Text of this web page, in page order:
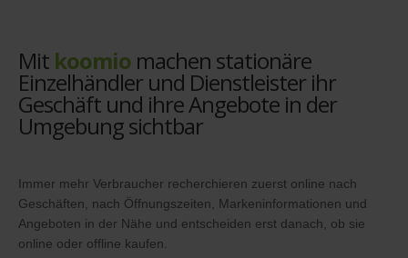
Mit koomio machen stationäre
Einzelhändler und Dienstleister ihr
Geschäft und ihre Angebote in der
Umgebung sichtbar
Immer mehr Verbraucher recherchieren zuerst online nach
Geschäften, nach Öffnungszeiten, Markeninformationen und
Angeboten in der Nähe und entscheiden erst danach, ob sie
online oder offline kaufen.